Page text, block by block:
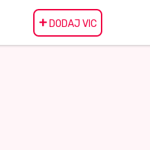
+ DODAJ VIC